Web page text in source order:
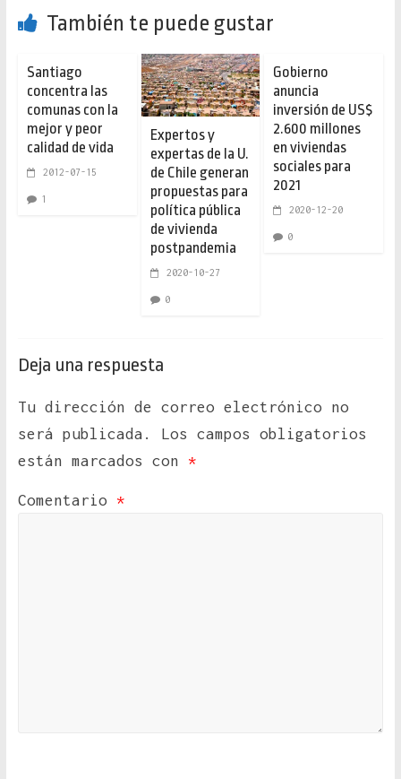
También te puede gustar
Santiago
concentra las
comunas con la
mejor y peor
calidad de vida
2012-07-15
1
Expertos y
expertas de la U.
de Chile generan
propuestas para
política pública
de vivienda
postpandemia
2020-10-27
0
Gobierno
anuncia
inversión de US$
2.600 millones
en viviendas
sociales para
2021
2020-12-20
0
Deja una respuesta
Tu dirección de correo electrónico no
será publicada.
Los campos obligatorios
están marcados con *
Comentario *